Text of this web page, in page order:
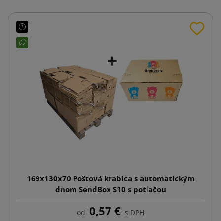
169x130x70 Poštová krabica s automatickým
dnom SendBox S10 s potlačou
od 0,57 € s DPH